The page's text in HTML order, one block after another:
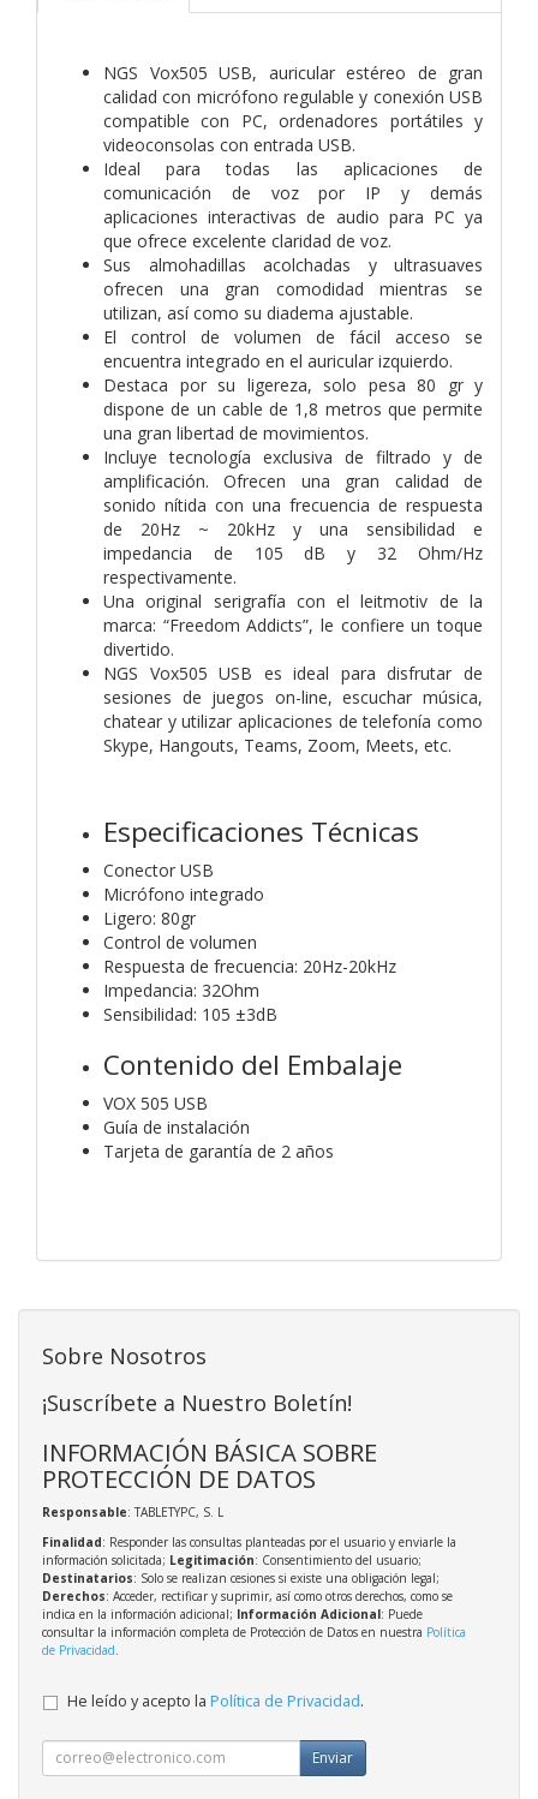
NGS Vox505 USB, auricular estéreo de gran
calidad con micrófono regulable y conexión USB
compatible con PC, ordenadores portátiles y
videoconsolas con entrada USB.
Ideal para todas las aplicaciones de
comunicación de voz por IP y demás
aplicaciones interactivas de audio para PC ya
que ofrece excelente claridad de voz.
Sus almohadillas acolchadas y ultrasuaves
ofrecen una gran comodidad mientras se
utilizan, así como su diadema ajustable.
El control de volumen de fácil acceso se
encuentra integrado en el auricular izquierdo.
Destaca por su ligereza, solo pesa 80 gr y
dispone de un cable de 1,8 metros que permite
una gran libertad de movimientos.
Incluye tecnología exclusiva de filtrado y de
amplificación. Ofrecen una gran calidad de
sonido nítida con una frecuencia de respuesta
de 20Hz ~ 20kHz y una sensibilidad e
impedancia de 105 dB y 32 Ohm/Hz
respectivamente.
Una original serigrafía con el leitmotiv de la
marca: “Freedom Addicts”, le confiere un toque
divertido.
NGS Vox505 USB es ideal para disfrutar de
sesiones de juegos on-line, escuchar música,
chatear y utilizar aplicaciones de telefonía como
Skype, Hangouts, Teams, Zoom, Meets, etc.
Especificaciones Técnicas
Conector USB
Micrófono integrado
Ligero: 80gr
Control de volumen
Respuesta de frecuencia: 20Hz-20kHz
Impedancia: 32Ohm
Sensibilidad: 105 ±3dB
Contenido del Embalaje
VOX 505 USB
Guía de instalación
Tarjeta de garantía de 2 años
Sobre Nosotros
¡Suscríbete a Nuestro Boletín!
INFORMACIÓN BÁSICA SOBRE
PROTECCIÓN DE DATOS
Responsable: TABLETYPC, S. L
Finalidad: Responder las consultas planteadas por el usuario y enviarle la
información solicitada; Legitimación: Consentimiento del usuario;
Destinatarios: Solo se realizan cesiones si existe una obligación legal;
Derechos: Acceder, rectificar y suprimir, así como otros derechos, como se
indica en la información adicional; Información Adicional: Puede
consultar la información completa de Protección de Datos en nuestra Política
de Privacidad
He leído y acepto la Política de Privacidad.
Enviar